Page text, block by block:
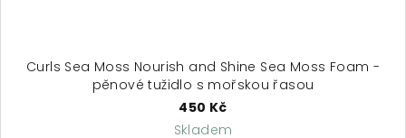
Curls Sea Moss Nourish and Shine Sea Moss Foam -
pěnové tužidlo s mořskou řasou
450 Kč
Skladem